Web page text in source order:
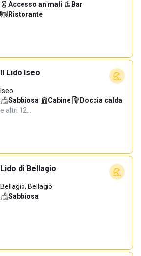
Accesso animali· Bar·
Ristorante
Il Lido Iseo
Iseo
Sabbiosa· Cabine· Doccia calda·
e altri 12…
Lido di Bellagio
Bellagio, Bellagio
Sabbiosa